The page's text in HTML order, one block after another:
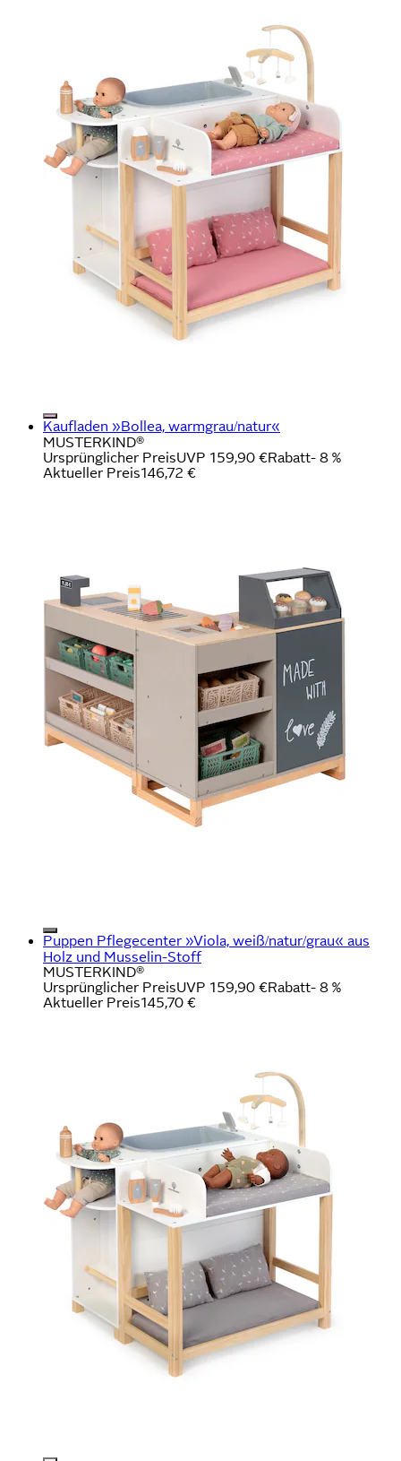
Kaufladen »Bollea, warmgrau/natur«
MUSTERKIND®
Ursprünglicher PreisUVP 159,90 €Rabatt- 8 %
Aktueller Preis146,72 €
Puppen Pflegecenter »Viola, weiß/natur/grau« aus
Holz und Musselin-Stoff
MUSTERKIND®
Ursprünglicher PreisUVP 159,90 €Rabatt- 8 %
Aktueller Preis145,70 €